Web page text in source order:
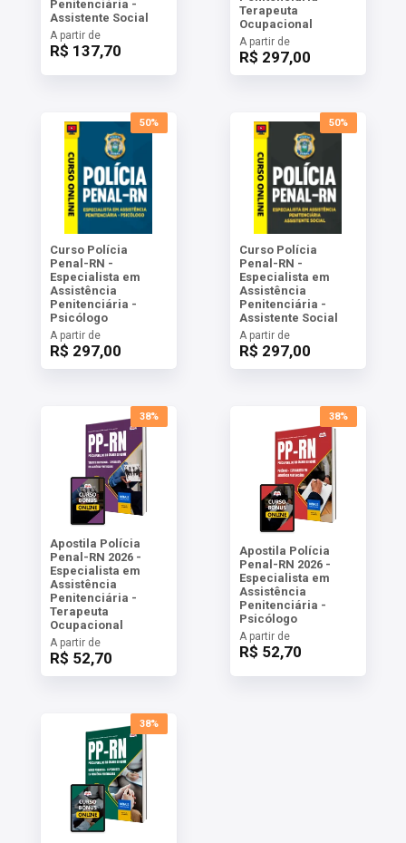
Penitenciária -
Assistente Social
A partir de
R$ 137,70
Terapeuta
Ocupacional
A partir de
R$ 297,00
50%
Curso Polícia
Penal-RN -
Especialista em
Assistência
Penitenciária -
Psicólogo
A partir de
R$ 297,00
50%
Curso Polícia
Penal-RN -
Especialista em
Assistência
Penitenciária -
Assistente Social
A partir de
R$ 297,00
38%
Apostila Polícia
Penal-RN 2026 -
Especialista em
Assistência
Penitenciária -
Terapeuta
Ocupacional
A partir de
R$ 52,70
38%
Apostila Polícia
Penal-RN 2026 -
Especialista em
Assistência
Penitenciária -
Psicólogo
A partir de
R$ 52,70
38%